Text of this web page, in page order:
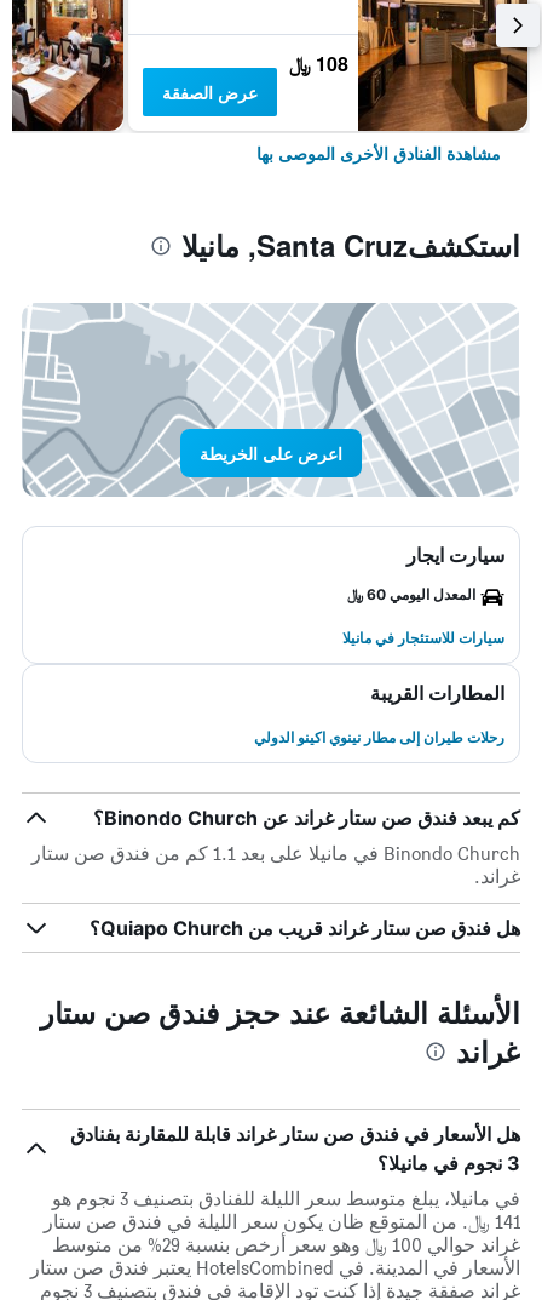
108 ﷼
عرض الصفقة
مشاهدة الفنادق الأخرى الموصى بها
استكشفSanta Cruz, مانيلا
اعرض على الخريطة
سيارت ايجار
المعدل اليومي 60 ﷼
سيارات للاستئجار في مانيلا
المطارات القريبة
رحلات طيران إلى مطار نينوي اكينو الدولي
كم يبعد فندق صن ستار غراند عن Binondo Church؟
Binondo Church في مانيلا على بعد 1.1 كم من فندق صن ستار
غراند.
هل فندق صن ستار غراند قريب من Quiapo Church؟
الأسئلة الشائعة عند حجز فندق صن ستار
غراند
هل الأسعار في فندق صن ستار غراند قابلة للمقارنة بفنادق
3 نجوم في مانيلا؟
في مانيلا، يبلغ متوسط ​​سعر الليلة للفنادق بتصنيف 3 نجوم هو
141 ﷼. من المتوقع ظان يكون سعر الليلة في فندق صن ستار
غراند حوالي 100 ﷼ وهو سعر أرخص بنسبة 29% من متوسط
الأسعار في المدينة. في HotelsCombined يعتبر فندق صن ستار
غراند صفقة جيدة إذا كنت تود الإقامة في فندق بتصنيف 3 نجوم